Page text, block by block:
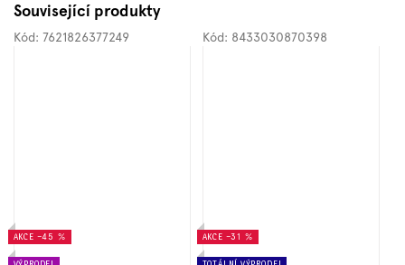
Související produkty
AKCE –45 %
Kód: 7621826377249
AKCE –31 %
Kód: 8433030870398